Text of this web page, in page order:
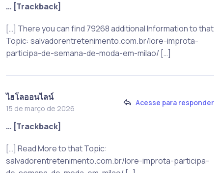
… [Trackback]
[…] There you can find 79268 additional Information to that
Topic: salvadorentretenimento.com.br/lore-improta-
participa-de-semana-de-moda-em-milao/ […]
ไฮโลออนไลน์
15 de março de 2026
Acesse para responder
… [Trackback]
[…] Read More to that Topic:
salvadorentretenimento.com.br/lore-improta-participa-